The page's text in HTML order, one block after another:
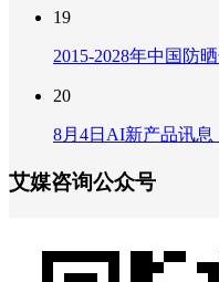
19
2015-2028年中国防
20
8月4日AI新产品讯息
艾媒咨询公众号